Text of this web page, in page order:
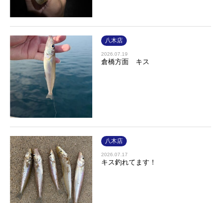
八木店
2026.07.19
倉橋方面 キス
八木店
2026.07.17
キス釣れてます！